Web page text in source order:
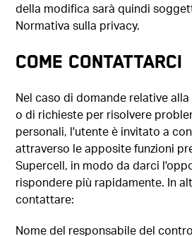
della modifica sarà quindi
Normativa sulla privacy.
COME CONTATTARCI
Nel caso di domande relative
o di richieste per risolvere
personali, l'utente è invitato a
attraverso le apposite funzioni
Supercell, in modo da darci
rispondere più rapidamente. In
contattare:
Nome del responsabile del